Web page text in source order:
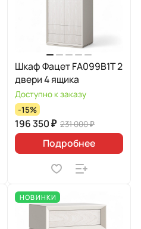
Шкаф Фацет FA099B1T 2
двери 4 ящика
Доступно к заказу
-15%
196 350 ₽ 231 000 ₽
Подробнее
НОВИНКИ